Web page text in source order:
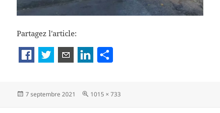
Partagez l'article:
a
Publié
7 septembre 2021
Taille
1015 × 733